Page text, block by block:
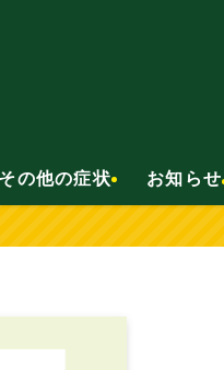
その他の症状 お知らせ